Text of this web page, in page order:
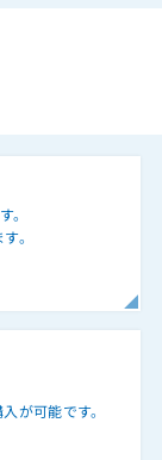
。
。
が可能です。